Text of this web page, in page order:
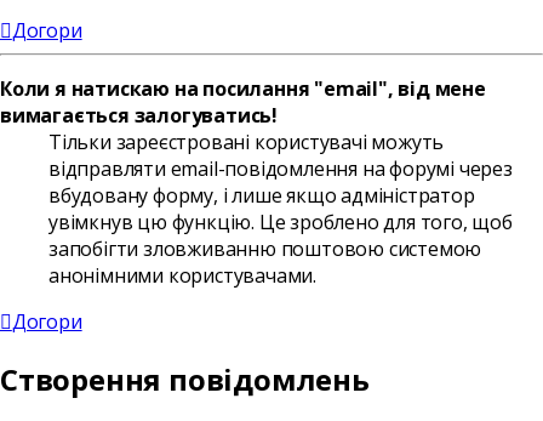
Догори
Коли я натискаю на посилання "email", від мене
вимагається залогуватись!
Тільки зареєстровані користувачі можуть
відправляти email-повідомлення на форумі через
вбудовану форму, і лише якщо адміністратор
увімкнув цю функцію. Це зроблено для того, щоб
запобігти зловживанню поштовою системою
анонімними користувачами.
Догори
Створення повідомлень